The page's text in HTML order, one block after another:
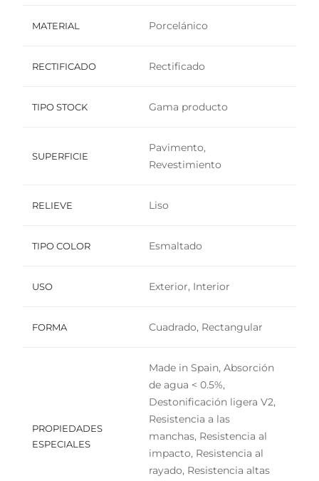
MATERIAL Porcelánico
RECTIFICADO Rectificado
TIPO STOCK Gama producto
SUPERFICIE
Pavimento,
Revestimiento
RELIEVE Liso
TIPO COLOR Esmaltado
USO Exterior, Interior
FORMA Cuadrado, Rectangular
PROPIEDADES
ESPECIALES
Made in Spain, Absorción
de agua < 0.5%,
Destonificación ligera V2,
Resistencia a las
manchas, Resistencia al
impacto, Resistencia al
rayado, Resistencia altas